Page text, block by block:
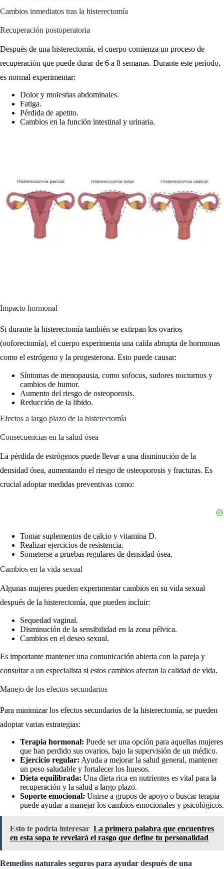
Cambios inmediatos tras la histerectomía
Recuperación postoperatoria
Después de una histerectomía, el cuerpo comienza un proceso de
recuperación que puede durar de 6 a 8 semanas. Durante este período,
es normal experimentar:
Dolor y molestias abdominales.
Fatiga.
Pérdida de apetito.
Cambios en la función intestinal y urinaria.
Impacto hormonal
Si durante la histerectomía también se extirpan los ovarios
(ooforectomía), el cuerpo experimenta una caída abrupta de hormonas
como el estrógeno y la progesterona. Esto puede causar:
Síntomas de menopausia, como sofocos, sudores nocturnos y
cambios de humor.
Aumento del riesgo de osteoporosis.
Reducción de la libido.
Efectos a largo plazo de la histerectomía
Consecuencias en la salud ósea
La pérdida de estrógenos puede llevar a una disminución de la
densidad ósea, aumentando el riesgo de osteoporosis y fracturas. Es
crucial adoptar medidas preventivas como:
Tomar suplementos de calcio y vitamina D.
Realizar ejercicios de resistencia.
Someterse a pruebas regulares de densidad ósea.
Cambios en la vida sexual
Algunas mujeres pueden experimentar cambios en su vida sexual
después de la histerectomía, que pueden incluir:
Sequedad vaginal.
Disminución de la sensibilidad en la zona pélvica.
Cambios en el deseo sexual.
Es importante mantener una comunicación abierta con la pareja y
consultar a un especialista si estos cambios afectan la calidad de vida.
Manejo de los efectos secundarios
Para minimizar los efectos secundarios de la histerectomía, se pueden
adoptar varias estrategias:
Terapia hormonal: Puede ser una opción para aquellas mujeres
que han perdido sus ovarios, bajo la supervisión de un médico.
Ejercicio regular: Ayuda a mejorar la salud general, mantener
un peso saludable y fortalecer los huesos.
Dieta equilibrada: Una dieta rica en nutrientes es vital para la
recuperación y la salud a largo plazo.
Soporte emocional: Unirse a grupos de apoyo o buscar terapia
puede ayudar a manejar los cambios emocionales y psicológicos.
Esto te podría interesar La primera palabra que encuentres
en esta sopa te revelará el rasgo que define tu personalidad
Remedios naturales seguros para ayudar después de una